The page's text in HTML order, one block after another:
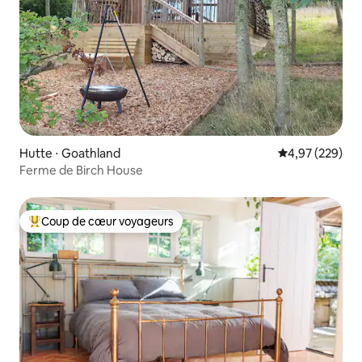
Hutte ⋅ Goathland Évaluation
4,97 (229)
Ferme de Birch House
Coups de cœur voyageurs les plus appréciés
Coup de cœur voyageurs